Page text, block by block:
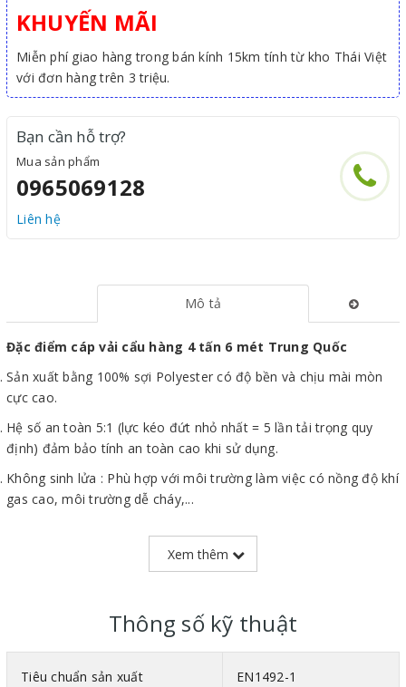
KHUYẾN MÃI
Miễn phí giao hàng trong bán kính 15km tính từ kho Thái Việt
với đơn hàng trên 3 triệu.
Bạn cần hỗ trợ?
Mua sản phẩm
0965069128
Liên hệ
Mô tả
Đặc điểm cáp vải cẩu hàng 4 tấn 6 mét Trung Quốc
Sản xuất bằng 100% sợi Polyester có độ bền và chịu mài mòn
cực cao.
Hệ số an toàn 5:1 (lực kéo đứt nhỏ nhất = 5 lần tải trọng quy
định) đảm bảo tính an toàn cao khi sử dụng.
Không sinh lửa : Phù hợp với môi trường làm việc có nồng độ khí
gas cao, môi trường dễ cháy,...
Bề mặt mềm mịn không gây trầy xước, biến dạng hàng hóa khi
có thể đạt tải trọng lên đến 200% nếu dùng cáp
vải theo phương thức cẩu chữ U.
Xem thêm
Thông số kỹ thuật
Tiêu chuẩn sản xuất EN1492-1